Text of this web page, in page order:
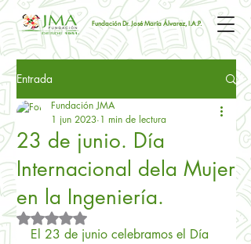
Fundación Dr. José María Álvarez, I.A.P.
Entrada
23 de junio. Día
Internacional dela Mujer
en la Ingeniería.
Fundación JMA
1 jun 2023 1 min de lectura
Obtuvo NaN de 5 estrellas.
El 23 de junio celebramos el Día